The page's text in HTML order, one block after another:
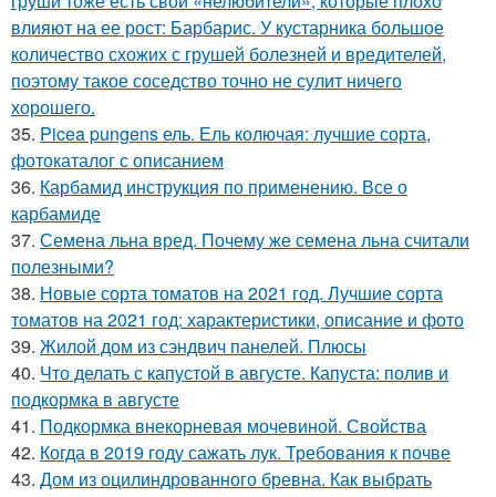
влияют на ее рост: Барбарис. У кустарника большое
количество схожих с грушей болезней и вредителей,
поэтому такое соседство точно не сулит ничего
хорошего.
35. Picea pungens ель. Ель колючая: лучшие сорта,
фотокаталог с описанием
36. Карбамид инструкция по применению. Все о
карбамиде
37. Семена льна вред. Почему же семена льна считали
полезными?
38. Новые сорта томатов на 2021 год. Лучшие сорта
томатов на 2021 год: характеристики, описание и фото
39. Жилой дом из сэндвич панелей. Плюсы
40. Что делать с капустой в августе. Капуста: полив и
подкормка в августе
41. Подкормка внекорневая мочевиной. Свойства
42. Когда в 2019 году сажать лук. Требования к почве
43. Дом из оцилиндрованного бревна. Как выбрать